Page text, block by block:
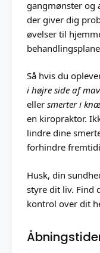
gangmønster og
der giver dig
øvelser til
Så hvis du
i højre side af
eller smerter i
en kiropraktor.
lindre dine
forhindre
Husk, din
styre dit liv. Find
kontrol over dit